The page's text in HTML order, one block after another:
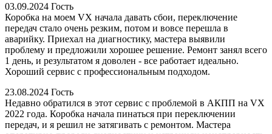
03.09.2024 Гость
Коробка на моем VX начала давать сбои, переключение
передач стало очень резким, потом и вовсе перешла в
аварийку. Приехал на диагностику, мастера выявили
проблему и предложили хорошее решение. Ремонт занял всего
1 день, и результатом я доволен - все работает идеально.
Хороший сервис с профессиональным подходом.
23.08.2024 Гость
Недавно обратился в этот сервис с проблемой в АКПП на VX
2022 года. Коробка начала пинаться при переключении
передач, и я решил не затягивать с ремонтом. Мастера